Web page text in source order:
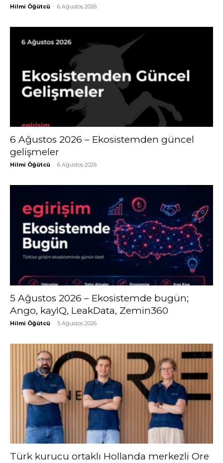
Hilmi Öğütcü - 6 Ağustos 2026
6 Ağustos 2026 – Ekosistemden güncel
gelişmeler
Hilmi Öğütcü - 6 Ağustos 2026
5 Ağustos 2026 – Ekosistemde bugün;
Ango, kayIQ, LeakData, Zemin360
Hilmi Öğütcü - 5 Ağustos 2026
Türk kurucu ortaklı Hollanda merkezli Ore